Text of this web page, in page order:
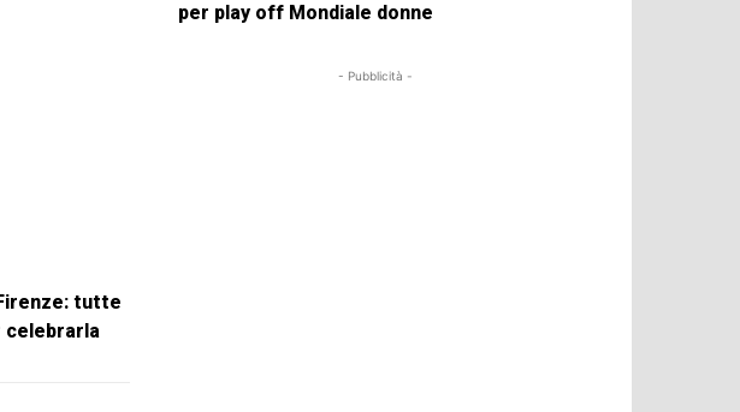
tutte
celebrarla
per play off Mondiale donne
- Pubblicità -